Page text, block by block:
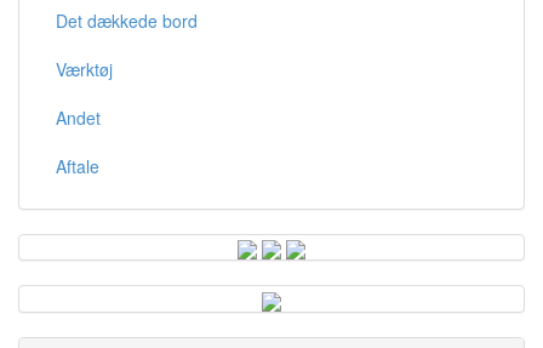
Det dækkede bord
Værktøj
Andet
Aftale